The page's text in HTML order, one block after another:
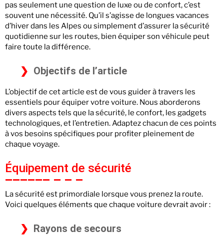
pas seulement une question de luxe ou de confort, c’est
souvent une nécessité. Qu’il s’agisse de longues vacances
d’hiver dans les Alpes ou simplement d’assurer la sécurité
quotidienne sur les routes, bien équiper son véhicule peut
faire toute la différence.
Objectifs de l’article
L’objectif de cet article est de vous guider à travers les
essentiels pour équiper votre voiture. Nous aborderons
divers aspects tels que la sécurité, le confort, les gadgets
technologiques, et l’entretien. Adaptez chacun de ces points
à vos besoins spécifiques pour profiter pleinement de
chaque voyage.
Équipement de sécurité
La sécurité est primordiale lorsque vous prenez la route.
Voici quelques éléments que chaque voiture devrait avoir :
Rayons de secours